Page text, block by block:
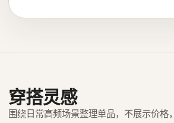
穿搭灵感
围绕日常高频场景整理单品，不展示价格